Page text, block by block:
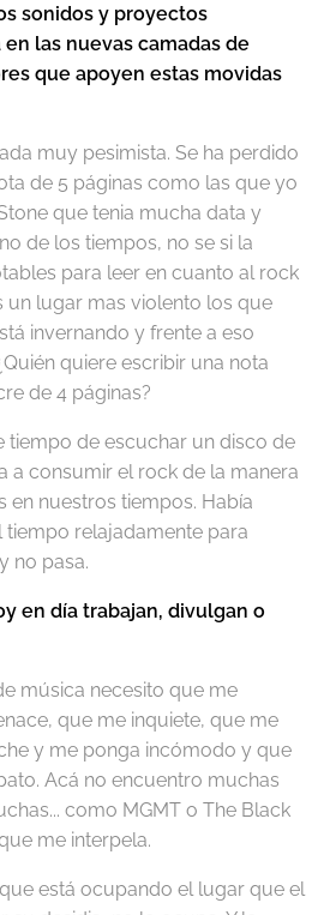
sonidos y proyectos
en las nuevas camadas de
que apoyen estas movidas
muy pesimista. Se ha perdido
de 5 páginas como las que yo
que tenia mucha data y
de los tiempos, no se si la
para leer en cuanto al rock
un lugar mas violento los que
invernando y frente a eso
quiere escribir una nota
de 4 páginas?
tiempo de escuchar un disco de
a consumir el rock de la manera
en nuestros tiempos. Había
relajadamente para
no pasa.
en día trabajan, divulgan o
música necesito que me
que me inquiete, que me
y me ponga incómodo y que
Acá no encuentro muchas
como MGMT o The Black
me interpela.
está ocupando el lugar que el